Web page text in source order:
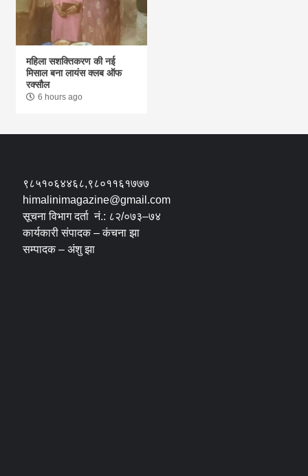
महिला सशक्तिकरण की नई
मिसाल बना लायंस क्लब ऑफ
रक्सौल
6 hours ago
९८५१०६४४६८,९८०११६१७७७
himalinimagazine@gmail.com
सूचना विभाग दर्ता नं.: ८२/०७३–७४
कार्यकारी संपादक – कंचना झा
सम्पादक – अंशु झा